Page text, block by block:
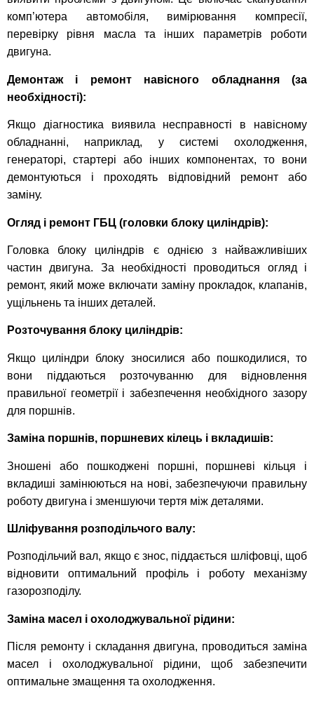
комп’ютера автомобіля, вимірювання компресії,
перевірку рівня масла та інших параметрів роботи
двигуна.
Демонтаж і ремонт навісного обладнання (за
необхідності):
Якщо діагностика виявила несправності в навісному
обладнанні, наприклад, у системі охолодження,
генераторі, стартері або інших компонентах, то вони
демонтуються і проходять відповідний ремонт або
заміну.
Огляд і ремонт ГБЦ (головки блоку циліндрів):
Головка блоку циліндрів є однією з найважливіших
частин двигуна. За необхідності проводиться огляд і
ремонт, який може включати заміну прокладок, клапанів,
ущільнень та інших деталей.
Розточування блоку циліндрів:
Якщо циліндри блоку зносилися або пошкодилися, то
вони піддаються розточуванню для відновлення
правильної геометрії і забезпечення необхідного зазору
для поршнів.
Заміна поршнів, поршневих кілець і вкладишів:
Зношені або пошкоджені поршні, поршневі кільця і
вкладиші замінюються на нові, забезпечуючи правильну
роботу двигуна і зменшуючи тертя між деталями.
Шліфування розподільчого валу:
Розподільчий вал, якщо є знос, піддається шліфовці, щоб
відновити оптимальний профіль і роботу механізму
газорозподілу.
Заміна масел і охолоджувальної рідини:
Після ремонту і складання двигуна, проводиться заміна
масел і охолоджувальної рідини, щоб забезпечити
оптимальне змащення та охолодження.